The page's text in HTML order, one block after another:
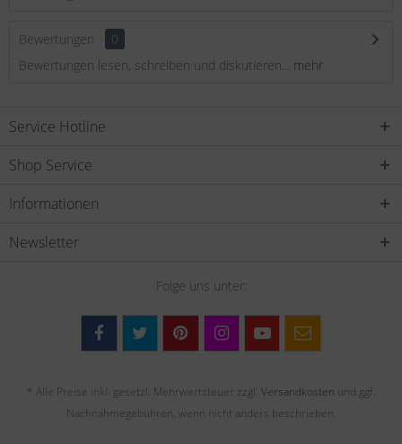
Bewertungen
0
Bewertungen lesen, schreiben und diskutieren... mehr
Service Hotline
Shop Service
Informationen
Newsletter
Folge uns unter:
* Alle Preise inkl. gesetzl. Mehrwertsteuer zzgl. Versandkosten und ggf.
Nachnahmegebühren, wenn nicht anders beschrieben.